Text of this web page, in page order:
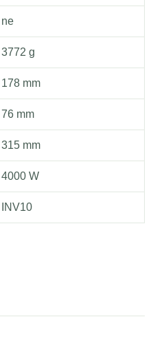
ne
3772 g
178 mm
76 mm
315 mm
4000 W
INV10